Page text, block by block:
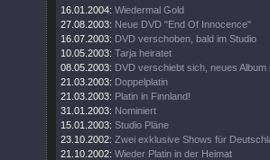
16.01.2004: Wiedermal Gold
27.08.2003: Neue DVD "End Of Innocence"
16.07.2003: DVD verschoben, bald im Studio
10.05.2003: Tarja heiratet
08.05.2003: DVD verschiebt sich, neues Album
21.03.2003: Doppelplatin
21.03.2003: Platin in Finnland!
31.01.2003: Nominiert
15.01.2003: Studio Pläne
23.10.2002: Zwei exklusive Shows für
21.10.2002: Wieder Platin in der Heimat